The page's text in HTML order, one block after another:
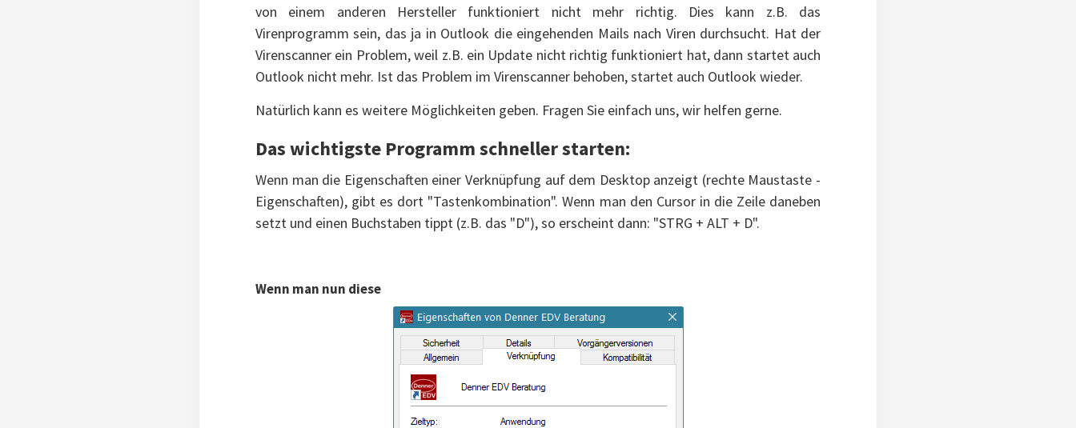
von einem anderen Hersteller funktioniert nicht mehr richtig. Dies kann z.B. das
Virenprogramm sein, das ja in Outlook die eingehenden Mails nach Viren durchsucht. Hat der
Virenscanner ein Problem, weil z.B. ein Update nicht richtig funktioniert hat, dann startet auch
Outlook nicht mehr. Ist das Problem im Virenscanner behoben, startet auch Outlook wieder.
Natürlich kann es weitere Möglichkeiten geben. Fragen Sie einfach uns, wir helfen gerne.
Das wichtigste Programm schneller starten:
Wenn man die Eigenschaften einer Verknüpfung auf dem Desktop anzeigt (rechte Maustaste -
Eigenschaften), gibt es dort "Tastenkombination". Wenn man den Cursor in die Zeile daneben
setzt und einen Buchstaben tippt (z.B. das "D"), so erscheint dann: "STRG + ALT + D".
Wenn man nun diese